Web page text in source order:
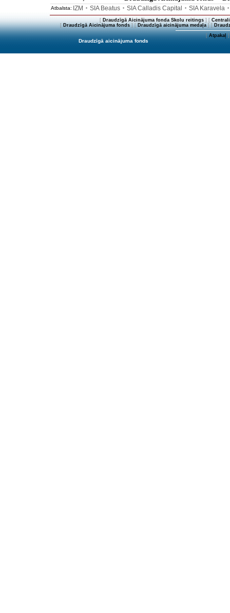
Atbalsta: IZM • SIA Beatus • SIA Calladis Capital • SIA Karavela •
[ Draudzīgā Aicinājuma fonda Skolu reitings] [
[Draudzīgā Aicinājuma fonds] [Draudzīgā aicinājuma medaļa] [
[Atpakaļ]
Draudzīgā aicinājuma fonds